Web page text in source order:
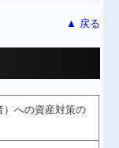
▲ 戻る
）への資産対策の